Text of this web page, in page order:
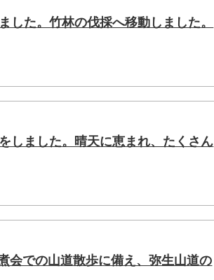
た。竹林の伐採へ移動しました。
しました。晴天に恵まれ、たくさん
での山道散歩に備え、弥生山道の